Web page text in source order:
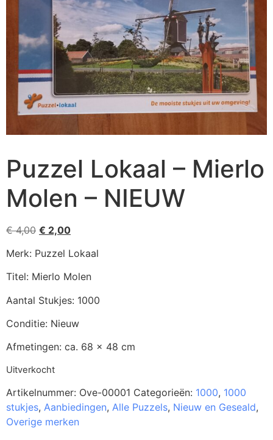
Puzzel Lokaal – Mierlo
Molen – NIEUW
€4,00 € 2,00
Merk: Puzzel Lokaal
Titel: Mierlo Molen
Aantal Stukjes: 1000
Conditie: Nieuw
Afmetingen: ca. 68 x 48 cm
Uitverkocht
Artikelnummer: Ove-00001 Categorieën: 1000, 1000
stukjes, Aanbiedingen, Alle Puzzels, Nieuw en Geseald,
Overige merken